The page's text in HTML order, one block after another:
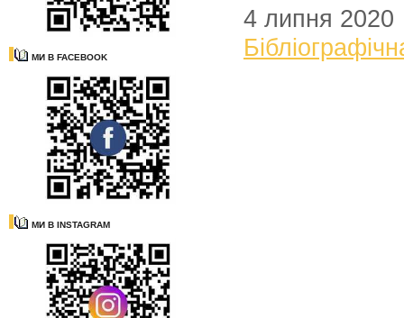
МИ В FACEBOOK
МИ В INSTAGRAM
4 липня 2020